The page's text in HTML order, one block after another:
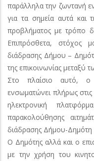
παράλληλα την ζωντανή
για τα σημεία αυτά και
προβλήματος με τρόπο
Επιπρόσθετα, στόχος
διάδρασης Δήμου –
της επικοινωνίας
Στο πλαίσιο αυτό, ο
ενσωματώνει πλήρως στις
ηλεκτρονική
παρακολούθησης
διάδρασης Δήμου-Δημότη
Ο Δημότης αλλά και ο
με την χρήση του